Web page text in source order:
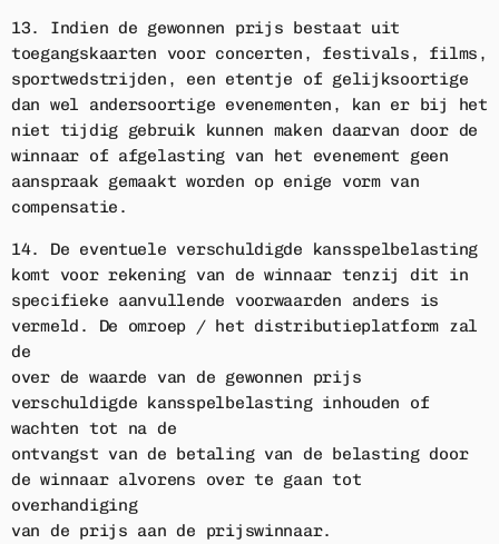
13. Indien de gewonnen prijs bestaat uit
toegangskaarten voor concerten, festivals, films,
sportwedstrijden, een etentje of gelijksoortige
dan wel andersoortige evenementen, kan er bij het
niet tijdig gebruik kunnen maken daarvan door de
winnaar of afgelasting van het evenement geen
aanspraak gemaakt worden op enige vorm van
compensatie.
14. De eventuele verschuldigde kansspelbelasting
komt voor rekening van de winnaar tenzij dit in
specifieke aanvullende voorwaarden anders is
vermeld. De omroep / het distributieplatform zal
de
over de waarde van de gewonnen prijs
verschuldigde kansspelbelasting inhouden of
wachten tot na de
ontvangst van de betaling van de belasting door
de winnaar alvorens over te gaan tot
overhandiging
van de prijs aan de prijswinnaar.